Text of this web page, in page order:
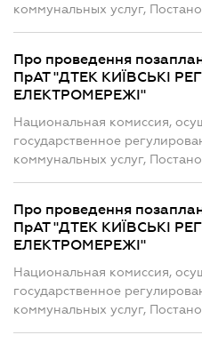
коммунальных услуг,
Про проведення
ПрАТ "ДТЕК КИЇВСЬКІ
ЕЛЕКТРОМЕРЕЖІ"
Национальная комиссия,
государственное
коммунальных услуг,
Про проведення
ПрАТ "ДТЕК КИЇВСЬКІ
ЕЛЕКТРОМЕРЕЖІ"
Национальная комиссия,
государственное
коммунальных услуг,